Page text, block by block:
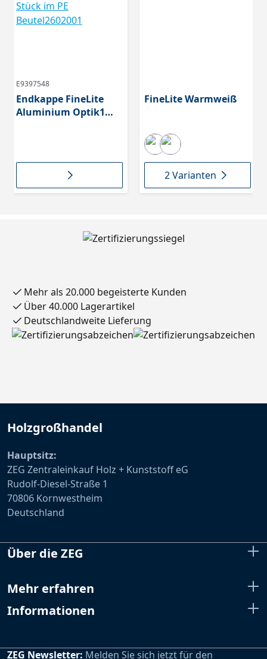
E9397548
Endkappe FineLite
Aluminium Optik1
FineLite Warmweiß
2 Varianten
Mehr als 20.000 begeisterte Kunden
Über 40.000 Lagerartikel
Deutschlandweite Lieferung
Holzgroßhandel
Hauptsitz:
ZEG Zentraleinkauf Holz + Kunststoff eG
Rudolf-Diesel-Straße 1
70806 Kornwestheim
Deutschland
Über die ZEG
Mehr erfahren
Informationen
ZEG Newsletter: Melden Sie sich jetzt für den